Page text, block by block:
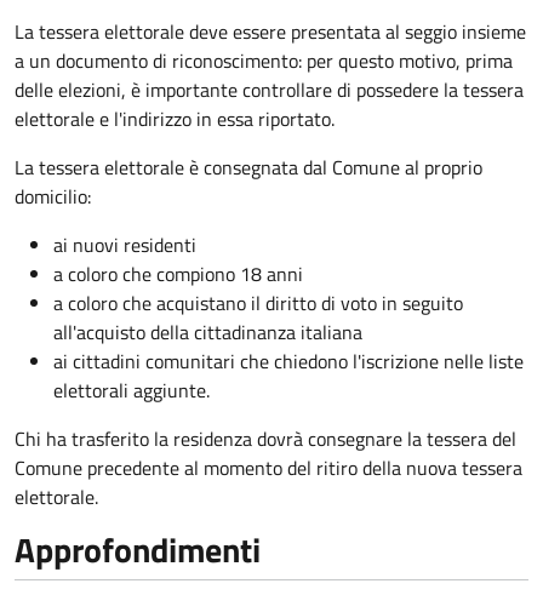
La tessera elettorale deve essere presentata al seggio insieme
a un documento di riconoscimento: per questo motivo, prima
delle elezioni, è importante controllare di possedere la tessera
elettorale e l'indirizzo in essa riportato.
La tessera elettorale è consegnata dal Comune al proprio
domicilio:
ai nuovi residenti
a coloro che compiono 18 anni
a coloro che acquistano il diritto di voto in seguito
all'acquisto della cittadinanza italiana
ai cittadini comunitari che chiedono l'iscrizione nelle liste
elettorali aggiunte.
Chi ha trasferito la residenza dovrà consegnare la tessera del
Comune precedente al momento del ritiro della nuova tessera
elettorale.
Approfondimenti